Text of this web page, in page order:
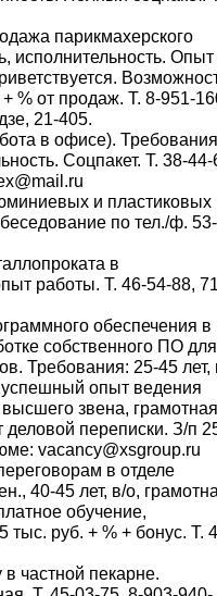
парикмахерского
исполнительность. Опыт
% от продаж. Т. 8-951-
21-405.
в офисе).
Соцпакет. Т. 38-
и пластиковых
по тел./ф.
в
работы. Т. 46-54-88,
обеспечения в
собственного ПО для
Требования: 25-45 лет,
опыт ведения
звена,
деловой переписки. З/п
vacancy@xsgroup.ru
в отделе
40-45 лет, в/о,
обучение,
тыс. руб. + % + бонус. Т.
частной пекарне.